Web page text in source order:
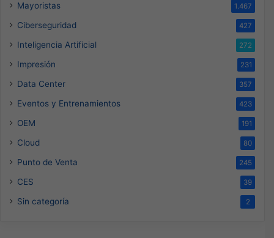
Mayoristas 1.467
Ciberseguridad 427
Inteligencia Artificial 272
Impresión 231
Data Center 357
Eventos y Entrenamientos 423
OEM 191
Cloud 80
Punto de Venta 245
CES 39
Sin categoría 2